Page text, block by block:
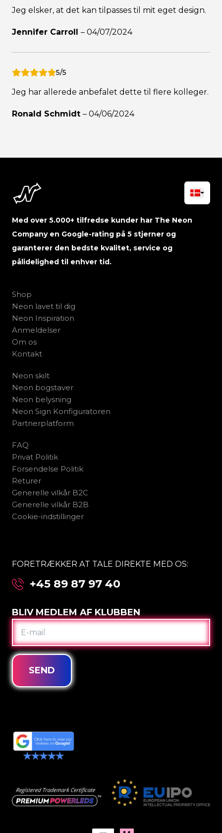
Jeg elsker, at det kan tilpasses til mit eget design.
Jennifer Carroll – 04/07/2024
5/5
Jeg har allerede anbefalet dette til flere kolleger.
Ronald Schmidt – 04/06/2024
Med over 5.000+ tilfredse kunder har The Neon
Company en Google-rating på 5 stjerner og
garanterer den bedste kvalitet, service og
pålidelighed til enhver tid.
Shop
Neon lavet til dig
Neon Inspiration
Anmeldelser
Om os
Kontakt
Neon skilt
Neon bogstaver
Neon belysning
Neon Sign Konfiguratoren
Partnerplatform
FAQ
Privat Politik
Forsendelse Politik
Returer
Generelle vilkår B2C
Generelle vilkår B2B
Cookie-indstillinger
FORETRÆKKER AT TALE DIREKTE MED OS:
+45 89 87 97 40
BLIV MEDLEM AF KLUBBEN
E-
MAIL
SEND